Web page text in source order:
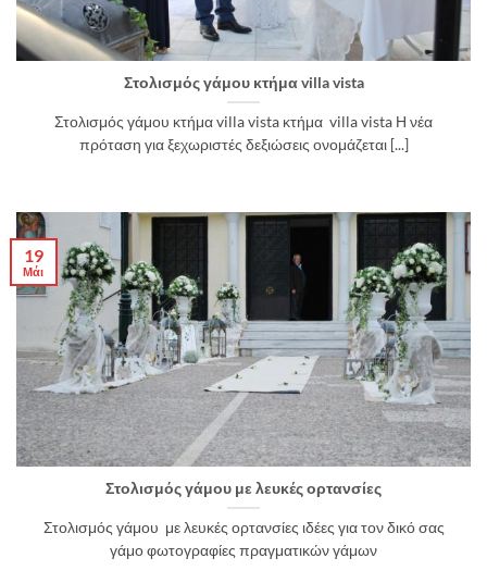
Στολισμός γάμου κτήμα villa vista
Στολισμός γάμου κτήμα villa vista κτήμα villa vista Η νέα
πρόταση για ξεχωριστές δεξιώσεις ονομάζεται [...]
Στολισμός γάμου με λευκές ορτανσίες
Στολισμός γάμου με λευκές ορτανσίες ιδέες για τον δικό σας
γάμο φωτογραφίες πραγματικών γάμων
19
Μάι